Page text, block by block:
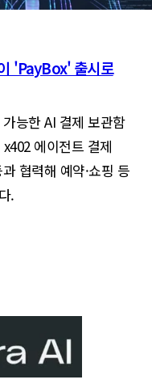
'PayBox' 출시로
능한 AI 결제 보관함
에이전트 결제
협력해 예약·쇼핑 등
.